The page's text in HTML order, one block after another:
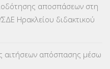
ΓΛΩΣΣΟΜΑΘΕΙΑΣ(135)
ΠΛΗΡΟΦΟΡΙΚΗΣ
αποσπάσεων στη
Ηρακλείου διδακτικού
αιτήσεων απόσπασης μέσω